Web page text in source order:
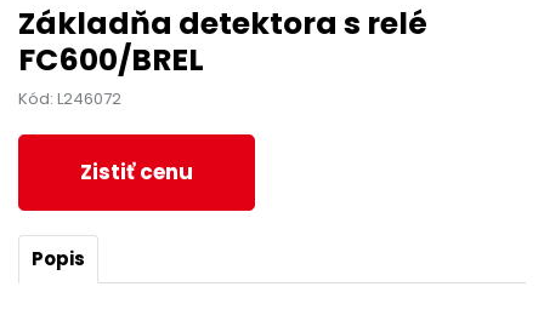
Základňa detektora s relé
FC600/BREL
Kód: L246072
Zistiť cenu
Popis